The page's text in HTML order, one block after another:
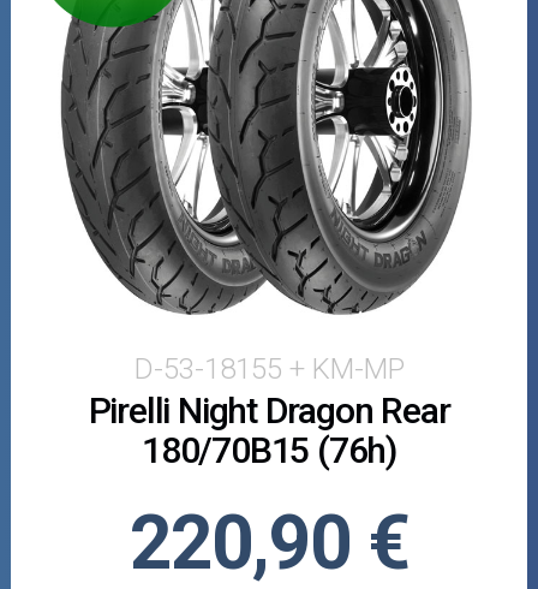
Mopoauton osat
Mönkijän osat
Puutarha ja metsä
Ajovarusteet
Nastarenkaat
Öljyt ja kemikaalit
Outlet-tuotteet
D-53-18155 + KM-MP
Pirelli Night Dragon Rear
180/70B15 (76h)
220,90 €